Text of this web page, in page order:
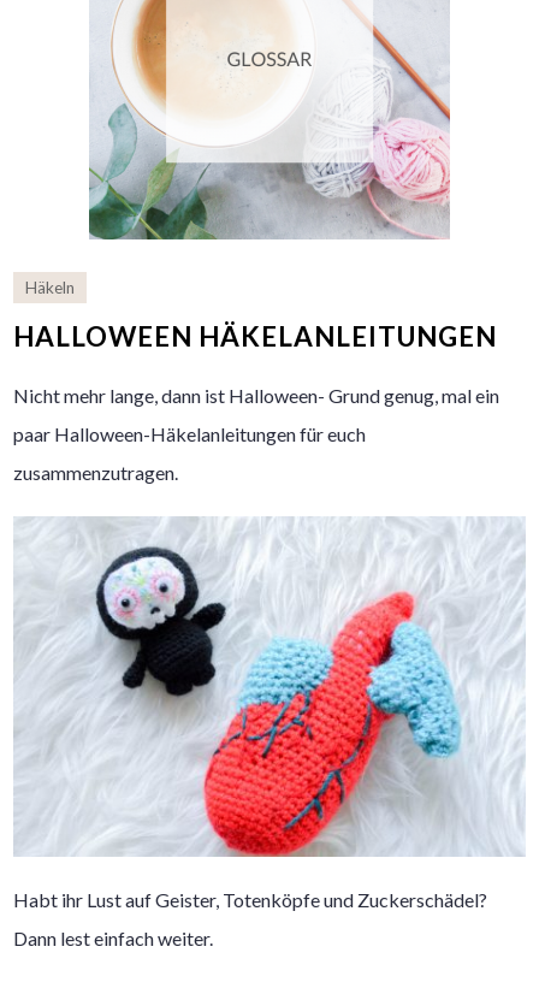
Häkeln
HALLOWEEN HÄKELANLEITUNGEN
Nicht mehr lange, dann ist Halloween- Grund genug, mal ein
paar Halloween-Häkelanleitungen für euch
zusammenzutragen.
Habt ihr Lust auf Geister, Totenköpfe und Zuckerschädel?
Dann lest einfach weiter.